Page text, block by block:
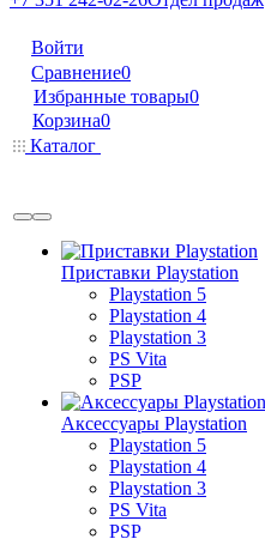
Войти
Сравнение0
Избранные товары0
Корзина0
Каталог
Приставки Playstation
Playstation 5
Playstation 4
Playstation 3
PS Vita
PSP
Аксессуары Playstation
Playstation 5
Playstation 4
Playstation 3
PS Vita
PSP